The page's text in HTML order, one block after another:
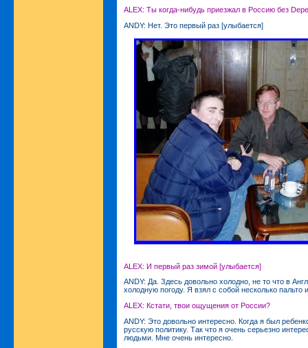
ALEX: Ты когда-нибудь приезжал в Россию без
ANDY: Нет. Это первый раз [улыбается]
ALEX: И первый раз зимой [улыбается]
ANDY: Да. Здесь довольно холодно, не то что в
холодную погоду. Я взял с собой несколько пальто
ALEX: Кстати, твои ощущения от России?
ANDY: Это довольно интересно. Когда я был
русскую политику. Так что я очень серьезно
людьми. Мне очень интересно.